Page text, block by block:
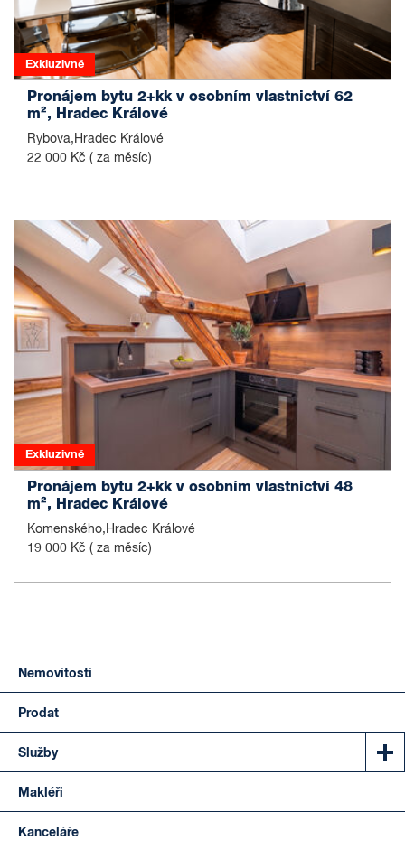
Exkluzivně
Pronájem bytu 2+kk v osobním vlastnictví 62
m², Hradec Králové
Rybova,Hradec Králové
22 000 Kč ( za měsíc)
Exkluzivně
Pronájem bytu 2+kk v osobním vlastnictví 48
m², Hradec Králové
Komenského,Hradec Králové
19 000 Kč ( za měsíc)
Nemovitosti
Prodat
Služby
Makléři
Kanceláře